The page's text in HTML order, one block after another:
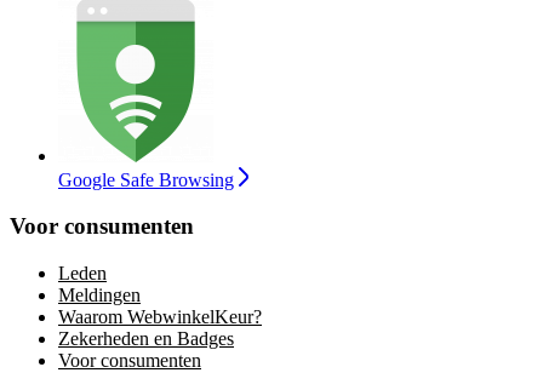
Google Safe Browsing
Voor consumenten
Leden
Meldingen
Waarom WebwinkelKeur?
Zekerheden en Badges
Voor consumenten